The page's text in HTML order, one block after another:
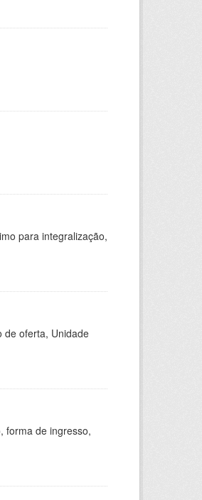
para integralização,
de oferta, Unidade
forma de ingresso,